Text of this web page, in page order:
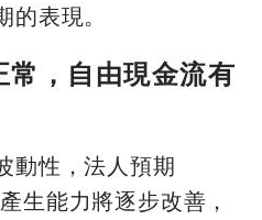
表現。
，自由現金流有
動性，法人預期
生能力將逐步改善，